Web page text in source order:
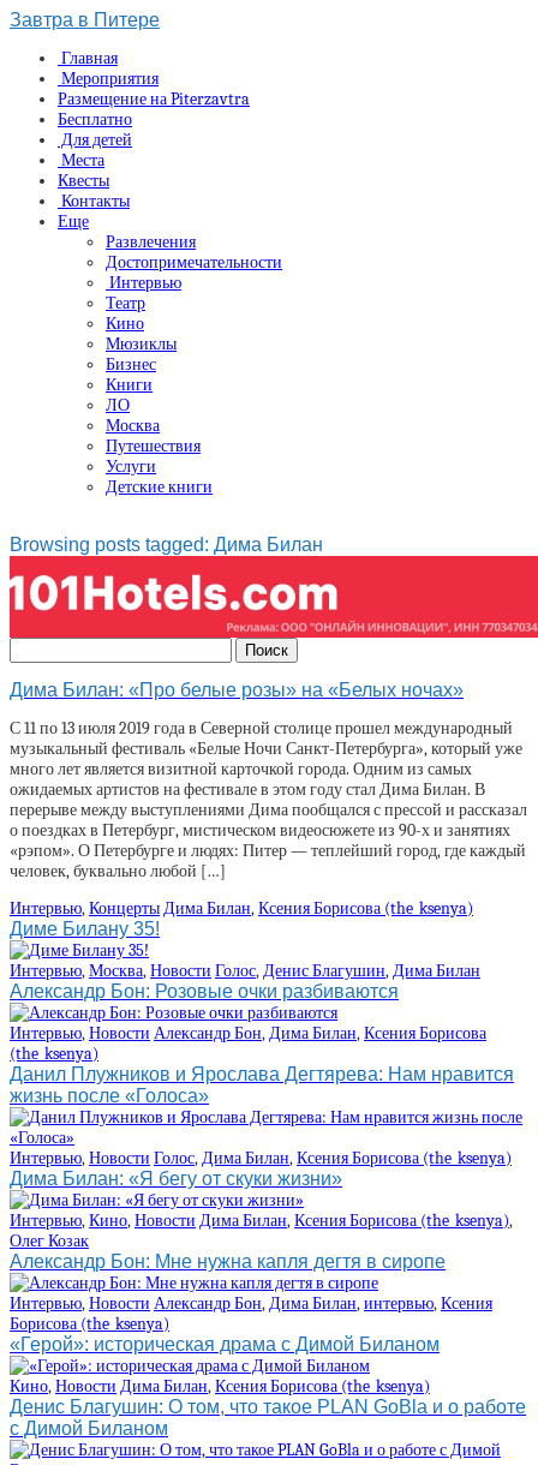
Завтра в Питере
Главная
Мероприятия
Размещение на Piterzavtra
Бесплатно
Для детей
Места
Квесты
Контакты
Еще
Развлечения
Достопримечательности
Интервью
Театр
Кино
Мюзиклы
Бизнес
Книги
ЛО
Москва
Путешествия
Услуги
Детские книги
Browsing posts tagged: Дима Билан
Дима Билан: «Про белые розы» на «Белых ночах»
С 11 по 13 июля 2019 года в Северной столице прошел международный
музыкальный фестиваль «Белые Ночи Санкт-Петербурга», который уже
много лет является визитной карточкой города. Одним из самых
ожидаемых артистов на фестивале в этом году стал Дима Билан. В
перерыве между выступлениями Дима пообщался с прессой и рассказал
о поездках в Петербург, мистическом видеосюжете из 90-х и занятиях
«рэпом». О Петербурге и людях: Питер — теплейший город, где каждый
человек, буквально любой […]
Интервью,КонцертыДима Билан,Ксения Борисова (the_ksenya)
Диме Билану 35!
Интервью,Москва,Новости Голос,Денис Благушин,Дима Билан
Александр Бон: Розовые очки разбиваются
Интервью,Новости Александр Бон,Дима Билан,Ксения Борисова
(the_ksenya)
Данил Плужников и Ярослава Дегтярева: Нам нравится
жизнь после «Голоса»
Интервью,Новости Голос,Дима Билан,Ксения Борисова (the_ksenya)
Дима Билан: «Я бегу от скуки жизни»
Интервью,Кино,Новости Дима Билан,Ксения Борисова (the_ksenya),
Олег Козак
Александр Бон: Мне нужна капля дегтя в сиропе
Интервью,Новости Александр Бон,Дима Билан,интервью,Ксения
Борисова (the_ksenya)
«Герой»: историческая драма с Димой Биланом
Кино,Новости Дима Билан,Ксения Борисова (the_ksenya)
Денис Благушин: О том, что такое PLAN GoBla и о работе
с Димой Биланом